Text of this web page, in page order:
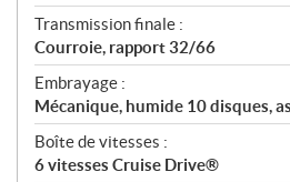
Transmission finale :
Courroie, rapport 32/66
Embrayage :
Mécanique, humide 10 disques,
Boîte de vitesses :
6 vitesses Cruise Drive®